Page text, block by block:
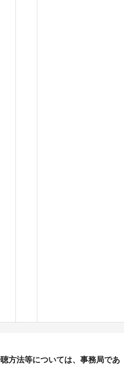
方法等については、事務局であ